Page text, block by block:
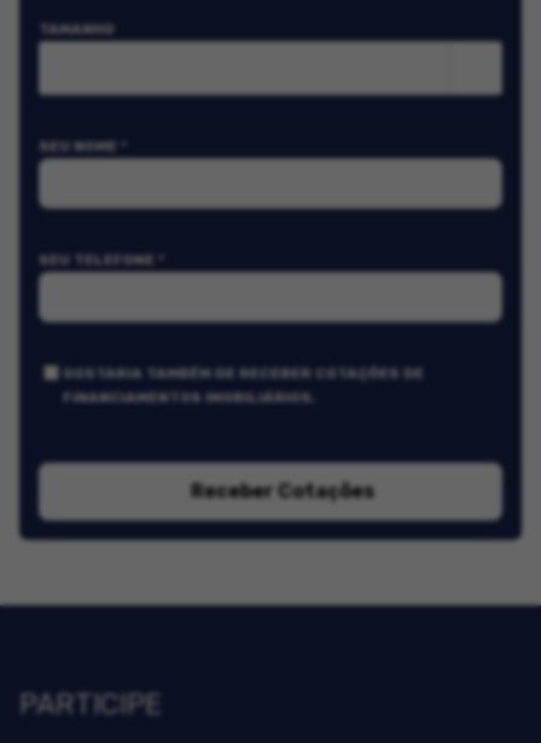
TAMANHO
SEU NOME *
SEU TELEFONE *
GOSTARIA TAMBÉM DE RECEBER COTAÇÕES DE
FINANCIAMENTOS IMOBILIÁRIOS.
Receber Cotações
PARTICIPE